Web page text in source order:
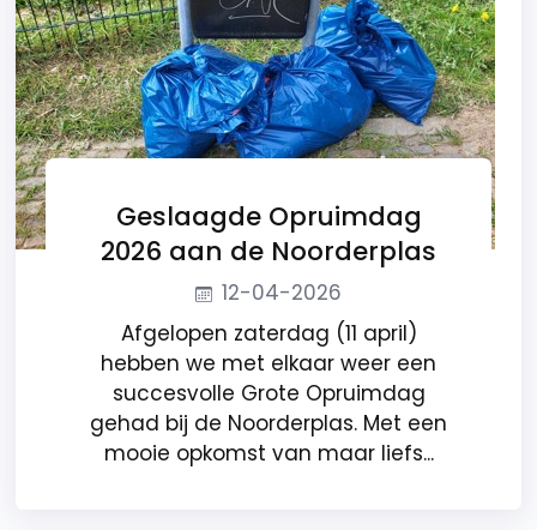
Geslaagde Opruimdag
2026 aan de Noorderplas
12-04-2026
Afgelopen zaterdag (11 april)
hebben we met elkaar weer een
succesvolle Grote Opruimdag
gehad bij de Noorderplas. Met een
mooie opkomst van maar liefs...